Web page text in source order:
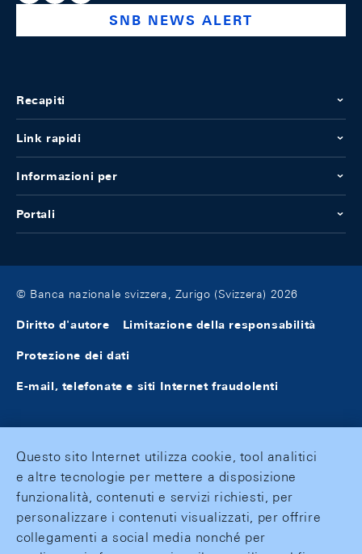
SNB NEWS ALERT
Recapiti
Link rapidi
Informazioni per
Portali
© Banca nazionale svizzera, Zurigo (Svizzera) 2026
Diritto d'autore Limitazione della responsabilità
Protezione dei dati
E-mail, telefonate e siti Internet fraudolenti
Questo sito Internet utilizza cookie, tool analitici
e altre tecnologie per mettere a disposizione
funzionalità, contenuti e servizi richiesti, per
personalizzare i contenuti visualizzati, per offrire
collegamenti a social media nonché per